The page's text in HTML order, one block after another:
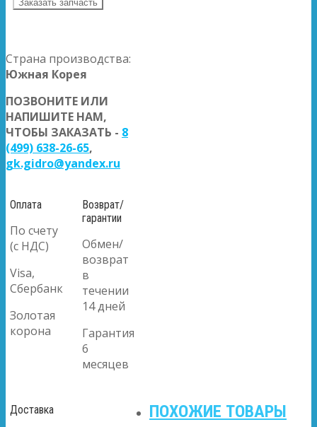
Заказать запчасть
Страна производства:
Южная Корея
ПОЗВОНИТЕ ИЛИ
НАПИШИТЕ НАМ,
ЧТОБЫ ЗАКАЗАТЬ - 8
(499) 638-26-65,
gk.gidro@yandex.ru
Оплата
По счету
(с НДС)
Visa,
Сбербанк
Золотая
корона
Возврат/
гарантии
Обмен/
возврат
в
течении
14 дней
Гарантия
6
месяцев
Доставка ПОХОЖИЕ ТОВАРЫ